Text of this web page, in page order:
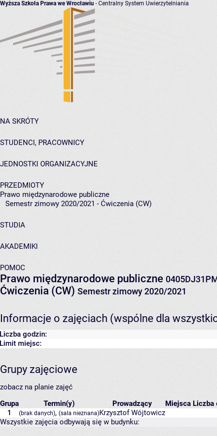
Wyższa Szkoła Prawa we Wrocławiu - Centralny System Uwierzytelniania
NA SKRÓTY
STUDENCI, PRACOWNICY
JEDNOSTKI ORGANIZACYJNE
PRZEDMIOTY
Prawo międzynarodowe publiczne
Semestr zimowy 2020/2021 - Ćwiczenia (CW)
STUDIA
AKADEMIKI
POMOC
Prawo międzynarodowe publiczne
Ćwiczenia (CW) Semestr zimowy 2020/2021
Informacje o zajęciach (wspólne dla
Liczba godzin:
Limit miejsc:
Grupy zajęciowe
zobacz na planie zajęć
Grupa
Termin(y) Prowadzący Miejsca Liczba
1
(brak danych), (sala nieznana)Krzysztof Wójtowicz
Wszystkie zajęcia odbywają się w budynku: